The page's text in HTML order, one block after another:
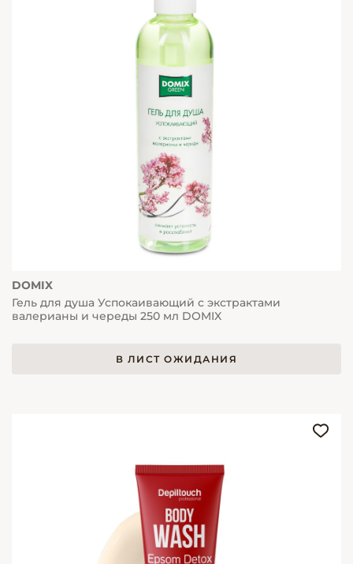
DOMIX
Гель для душа Успокаивающий с экстрактами
валерианы и череды 250 мл DOMIX
В ЛИСТ ОЖИДАНИЯ